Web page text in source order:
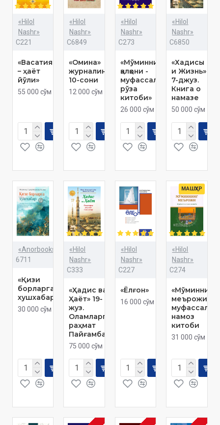
«Hilol
Nashr»
C221
«Васатия
– ҳаёт
йўли»
55 000 сўм
«Hilol
Nashr»
C6849
«Омина»
журналининг
10-сони
12 000 сўм
«Hilol
Nashr»
C273
«Мўминнинг
қалқони -
муфассал
рўза
китоби»
26 000 сўм
«Hilol
Nashr»
C6850
«Хадисы
и Жизнь»
7-джуз.
Книга о
намазе
50 000 сўм
«Anorbooks»
6711
«Қизи
борларга
хушхабар»
30 000 сўм
«Hilol
Nashr»
C333
«Ҳадис ва
Ҳаёт» 19-
жуз.
Оламларга
раҳмат
Пайғамбар
75 000 сўм
«Hilol
Nashr»
C227
«Ёлғон»
16 000 сўм
МАШҲУР
«Hilol
Nashr»
C274
«Мўминнинг
меърожи» -
муфассал
намоз
китоби
31 000 сўм